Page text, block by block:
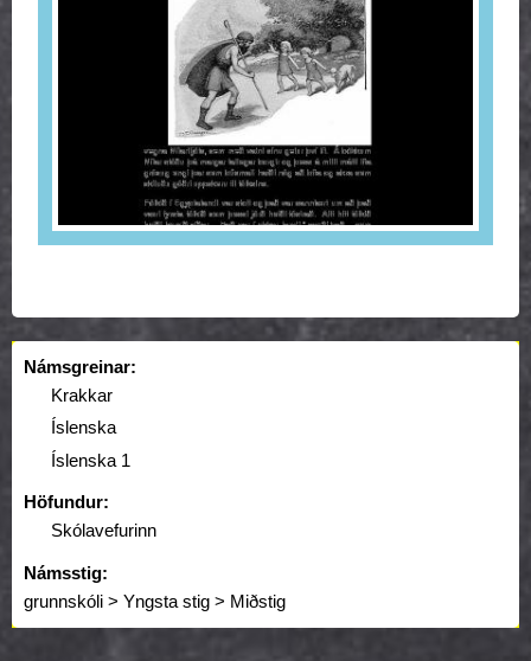
Námsgreinar:
Krakkar
Íslenska
Íslenska 1
Höfundur:
Skólavefurinn
Námsstig:
grunnskóli > Yngsta stig > Miðstig